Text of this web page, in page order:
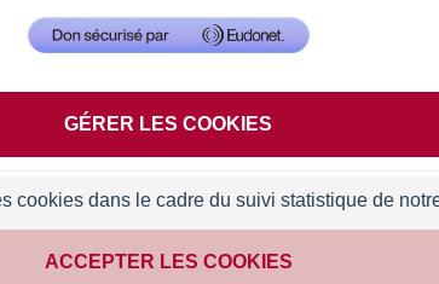
GÉRER LES COOKIES
cookies dans le cadre du suivi statistique de
ACCEPTER LES COOKIES